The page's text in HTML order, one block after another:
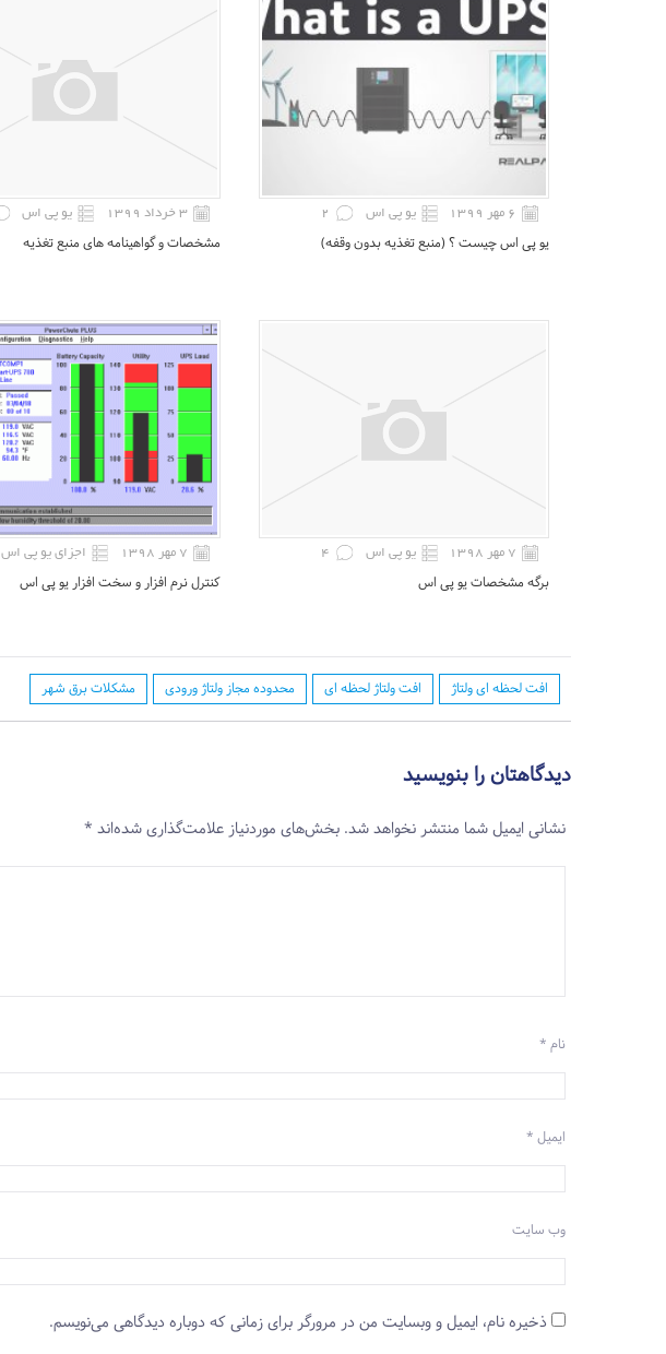
۶ مهر ۱۳۹۹ یو پی اس 2
یو ‌پی اس چیست ؟ (منبع تغذیه بدون وقفه)
۳ خرداد ۱۳۹۹ یو پی اس
مشخصات و گواهینامه های منبع تغذیه
۷ مهر ۱۳۹۸ یو پی اس 4
برگه مشخصات یو پی اس
۷ مهر ۱۳۹۸ اجزای یو پی اس
کنترل نرم افزار و سخت افزار یو پی اس
افت لحظه ای ولتاژ افت ولتاژ لحظه ای محدوده مجاز ولتاژ ورودی مشکلات برق شهر
دیدگاهتان را بنویسید
نشانی ایمیل شما منتشر نخواهد شد. بخش‌های موردنیاز علامت‌گذاری شده‌اند *
نام *
ایمیل *
وب‌ سایت
ذخیره نام، ایمیل و وبسایت من در مرورگر برای زمانی که دوباره دیدگاهی می‌نویسم.